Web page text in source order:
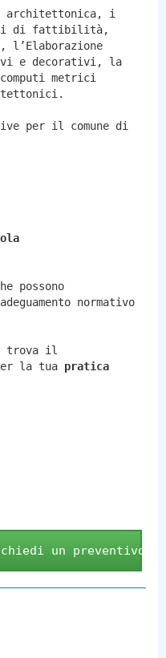
architettonica, i
di fattibilità,
e decorativi, la
metrici
per il comune di
possono
normativo
trova il
la tua pratica
un preventivo